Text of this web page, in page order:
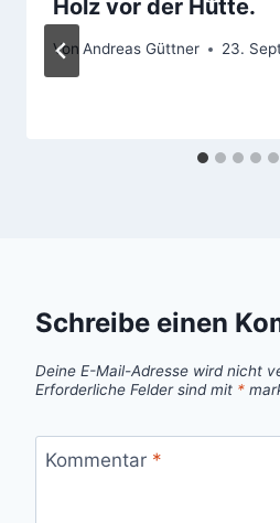
Holz vor der Hütte.
Von Andreas Güttner 23.
Schreibe einen
Deine E-Mail-Adresse wird nicht
Erforderliche Felder sind mit *
Kommentar *